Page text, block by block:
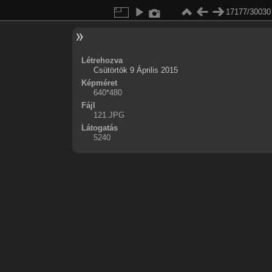
17177/30030
Létrehozva
Csütörtök 9 Április 2015
Képméret
640*480
Fájl
121.JPG
Látogatás
5240